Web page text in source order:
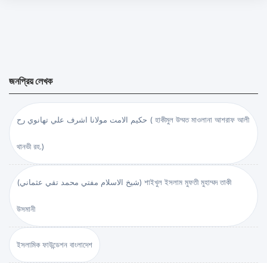
জনপ্রিয় লেখক
حكيم الامت مولانا اشرف علي تهانوي رح ( হাকীমুল উম্মত মাওলানা আশরাফ আলী
থানভী রহ.)
(شيخ الاسلام مفتي محمد تقي عثماني) শাইখুল ইসলাম মুফতী মুহাম্মদ তাকী
উসমানী
ইসলামিক ফাউন্ডেশন বাংলাদেশ